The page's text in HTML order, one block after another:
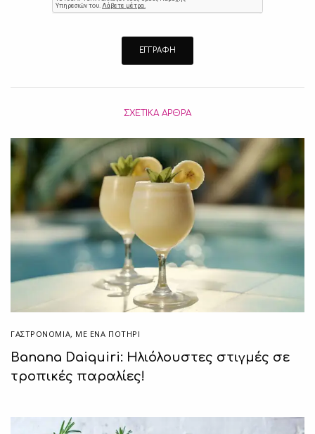
ΣΧΕΤΙΚΆ ΆΡΘΡΑ
ΓΑΣΤΡΟΝΟΜΙΑ, ΜΕ ΈΝΑ ΠΟΤΉΡΙ
Banana Daiquiri: Ηλιόλουστες στιγμές σε
τροπικές παραλίες!